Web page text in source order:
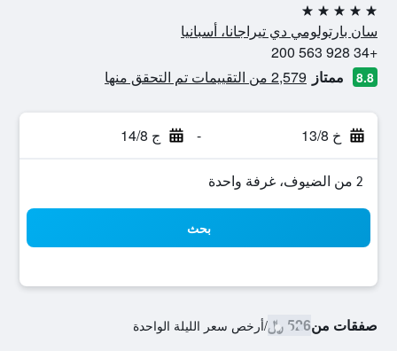
5 نجوم
سان بارتولومي دي تيراجانا، أسبانيا
+34 928 563 200
8.8 ممتاز 2,579 من التقييمات تم التحقق منها
خ 13/8 - ج 14/8
2 من الضيوف، غرفة واحدة
بحث
صفقات من526 ﷼ /أرخص سعر الليلة الواحدة